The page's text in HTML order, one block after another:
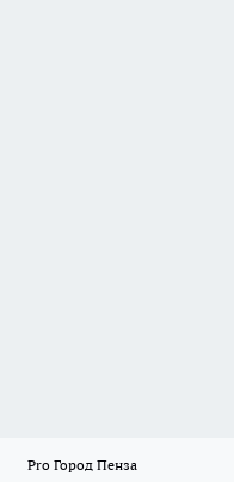
Pro Город Пенза